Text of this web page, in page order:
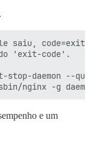
saiu,
'exit-code'.
stop-daemon
e um